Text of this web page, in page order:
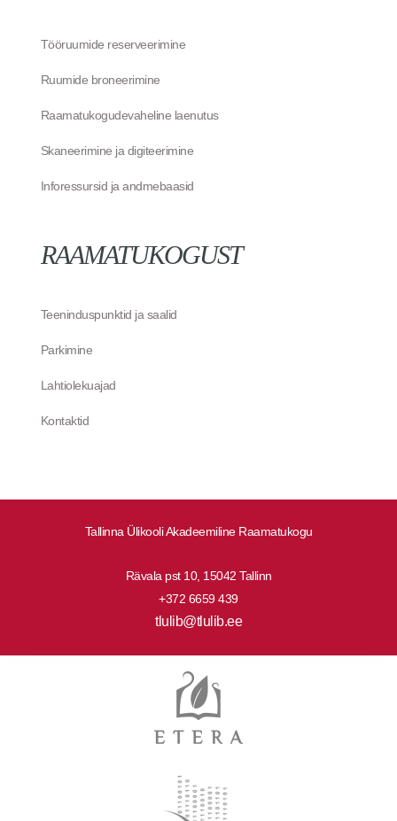
Tallinna Ülikooli Akadeemiline Raamatukogu
Rävala pst 10, 15042 Tallinn
+372 6659 439
tlulib@tlulib.ee
Tööruumide reserveerimine
Ruumide broneerimine
Raamatukogudevaheline laenutus
Skaneerimine ja digiteerimine
Inforessursid ja andmebaasid
RAAMATUKOGUST
Teeninduspunktid ja saalid
Parkimine
Lahtiolekuajad
Kontaktid